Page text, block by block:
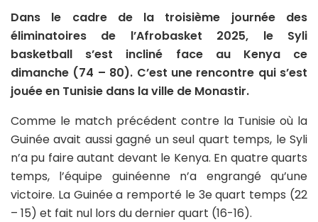
Dans le cadre de la troisième journée des
éliminatoires de l’Afrobasket 2025, le Syli
basketball s’est incliné face au Kenya ce
dimanche (74 – 80). C’est une rencontre qui s’est
jouée en Tunisie dans la ville de Monastir.
Comme le match précédent contre la Tunisie où la
Guinée avait aussi gagné un seul quart temps, le Syli
n’a pu faire autant devant le Kenya. En quatre quarts
temps, l’équipe guinéenne n’a engrangé qu’une
victoire. La Guinée a remporté le 3e quart temps (22
– 15) et fait nul lors du dernier quart (16-16).